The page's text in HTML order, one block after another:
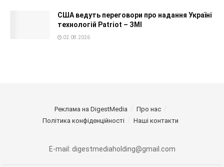
США ведуть переговори про надання Україні
технологій Patriot – ЗМІ
02.08.2026
Реклама на DigestMedia
Про нас
Політика конфіденційності
Наші контакти
E-mail: digestmediaholding@gmail.com